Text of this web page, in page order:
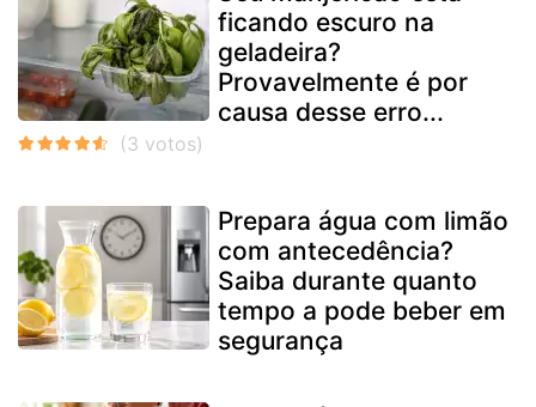
ficando escuro na
geladeira?
Provavelmente é por
causa desse erro...
Prepara água com limão
com antecedência?
Saiba durante quanto
tempo a pode beber em
segurança